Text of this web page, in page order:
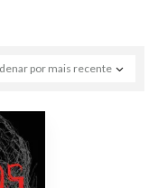
por mais recente